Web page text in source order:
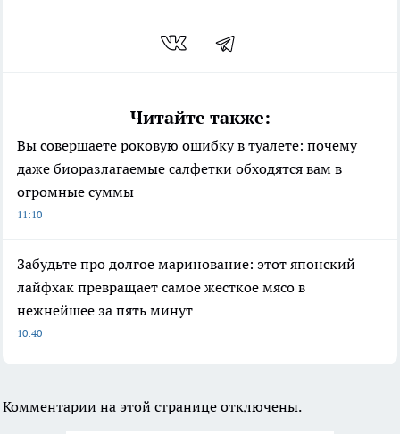
Читайте также:
Вы совершаете роковую ошибку в туалете: почему
даже биоразлагаемые салфетки обходятся вам в
огромные суммы
11:10
Забудьте про долгое маринование: этот японский
лайфхак превращает самое жесткое мясо в
нежнейшее за пять минут
10:40
Комментарии на этой странице отключены.